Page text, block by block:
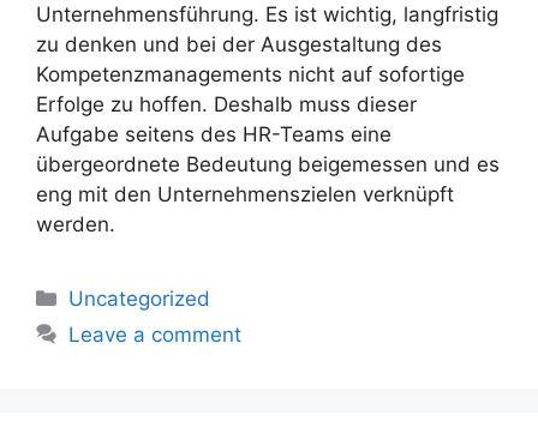
Unternehmensführung. Es ist wichtig, langfristig
zu denken und bei der Ausgestaltung des
Kompetenzmanagements nicht auf sofortige
Erfolge zu hoffen. Deshalb muss dieser
Aufgabe seitens des HR-Teams eine
übergeordnete Bedeutung beigemessen und es
eng mit den Unternehmenszielen verknüpft
werden.
Uncategorized
Leave a comment